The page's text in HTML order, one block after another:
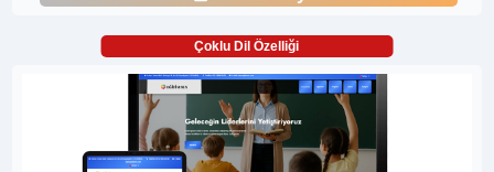
Çoklu Dil Özelliği